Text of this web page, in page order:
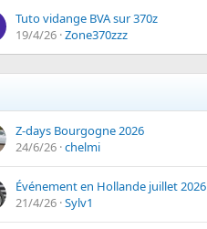
Tuto vidange BVA sur 370z
19/4/26 Zone370zzz
Z-days Bourgogne 2026
24/6/26 chelmi
Événement en Hollande juillet 2026
21/4/26 Sylv1